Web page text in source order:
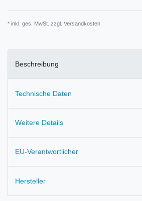
* inkl. ges. MwSt. zzgl. Versandkosten
Beschreibung
Technische Daten
Weitere Details
EU-Verantwortlicher
Hersteller